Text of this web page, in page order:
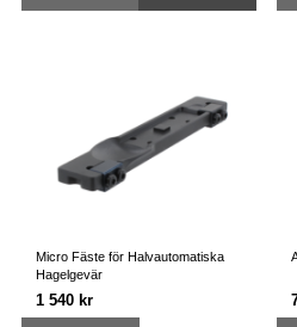
Micro Fäste för Halvautomatiska
Hagelgevär
1 540 kr